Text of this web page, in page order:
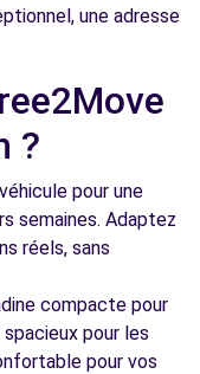
une adresse
?
pour une
semaines. Adaptez
réels, sans
compacte pour
pour les
pour vos